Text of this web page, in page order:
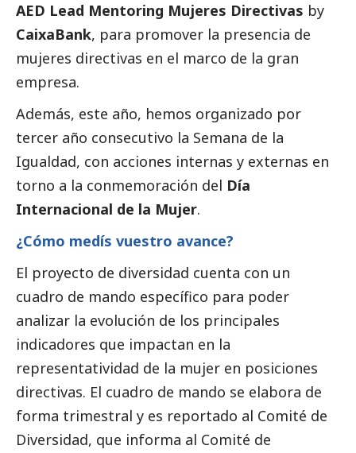
AED Lead Mentoring Mujeres Directivas by
CaixaBank, para promover la presencia de
mujeres directivas en el marco de la gran
empresa.
Además, este año, hemos organizado por
tercer año consecutivo la Semana de la
Igualdad, con acciones internas y externas en
torno a la conmemoración del Día
Internacional de la Mujer.
¿Cómo medís vuestro avance?
El proyecto de diversidad cuenta con un
cuadro de mando específico para poder
analizar la evolución de los principales
indicadores que impactan en la
representatividad de la mujer en posiciones
directivas. El cuadro de mando se elabora de
forma trimestral y es reportado al Comité de
Diversidad, que informa al Comité de